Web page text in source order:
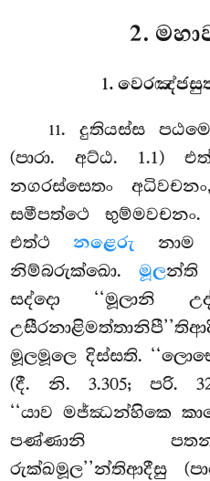
2.
1.
11. දුතියස්ස
(පාරා. අට්ඨ. 1.1)
නගරස්සෙතං
සමීපත්ථෙ භුම්මවචනං.
එත්ථනළෙරු නාම
නිම්බරුක්ඛො.මූලන්ති
සද්දො ‘‘මූලානි
මූලමූලෙ දිස්සති.
(දී. නි. 3.305; පරි.
‘‘යාව මජ්ඣන්හිකෙ
පණ්ණානි
රුක්ඛමූල’’න්තිආදීසු